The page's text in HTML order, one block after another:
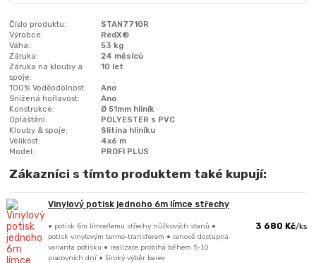
Číslo produktu:
STAN771GR
Výrobce:
RedX®
Váha:
53 kg
Záruka:
24 měsíců
Záruka na klouby a
spoje:
10 let
100% Voděodolnost:
Ano
Snížená hořlavost:
Ano
Konstrukce:
Ø 51mm hliník
Opláštění:
POLYESTER s PVC
Klouby & spoje:
Slitina hliníku
Velikost:
4x6 m
Model:
PROFI PLUS
Zákazníci s tímto produktem také kupují:
Vinylový potisk jednoho 6m límce střechy
• potisk 6m límce/lemu střechy nůžkových stanů •
potisk vinylovým termo-transferem • cenově dostupná
varianta potisku • realizace probíhá během 5-10
pracovních dní • široký výběr barev
3 680 Kč/ks